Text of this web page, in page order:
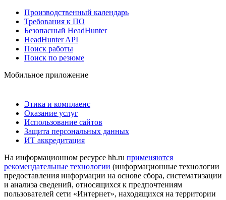
Производственный календарь
Требования к ПО
Безопасный HeadHunter
HeadHunter API
Поиск работы
Поиск по резюме
Мобильное приложение
Этика и комплаенс
Оказание услуг
Использование сайтов
Защита персональных данных
ИТ аккредитация
На информационном ресурсе hh.ru применяются
рекомендательные технологии (информационные технологии
предоставления информации на основе сбора, систематизации
и анализа сведений, относящихся к предпочтениям
пользователей сети «Интернет», находящихся на территории